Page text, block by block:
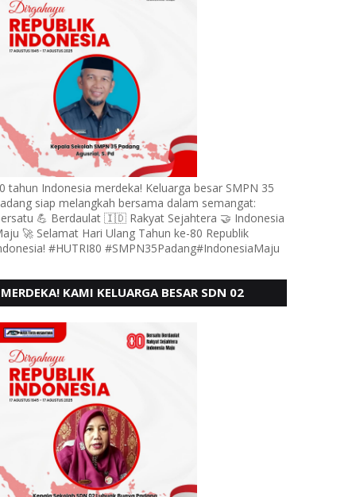
tahun Indonesia merdeka! Keluarga besar SMPN 35
siap melangkah bersama dalam semangat:
💪 Berdaulat 🇮🇩 Rakyat Sejahtera 🤝 Indonesia
🚀 Selamat Hari Ulang Tahun ke-80 Republik
#HUTRI80 #SMPN35Padang#IndonesiaMaju
MERDEKA! KAMI KELUARGA BESAR SDN 02
MENGUCAPKAN HUT RI KE - 80,